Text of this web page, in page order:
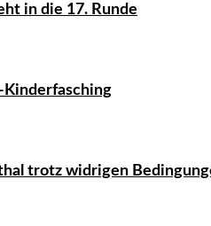
in die 17. Runde
Kinderfasching
trotz widrigen